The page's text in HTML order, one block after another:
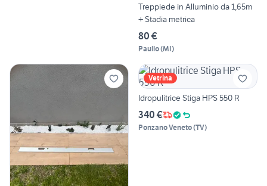
Treppiede in Alluminio da 1,65m
+ Stadia metrica
80 €
Paullo(MI)
Vetrina
Idropulitrice Stiga HPS 550 R
340 €
Ponzano Veneto(TV)